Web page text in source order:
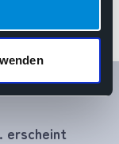
erscheint